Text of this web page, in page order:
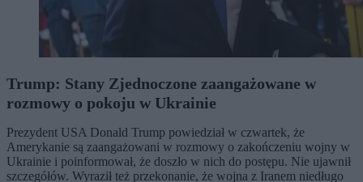
Trump: Stany Zjednoczone zaangażowane w
rozmowy o pokoju w Ukrainie
Prezydent USA Donald Trump powiedział w czwartek, że
Amerykanie są zaangażowani w rozmowy o zakończeniu wojny w
Ukrainie i poinformował, że doszło w nich do postępu. Nie ujawnił
szczegółów. Wyraził też przekonanie, że wojna z Iranem niedługo